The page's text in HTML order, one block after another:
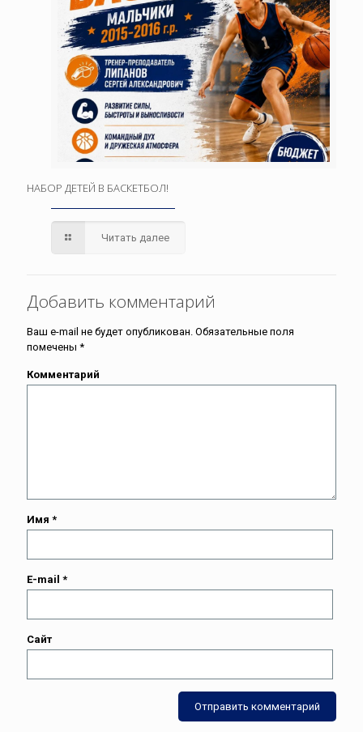
НАБОР ДЕТЕЙ В БАСКЕТБОЛ!
Читать далее
Добавить комментарий
Ваш e-mail не будет опубликован. Обязательные поля
помечены *
Комментарий
Имя *
E-mail *
Сайт